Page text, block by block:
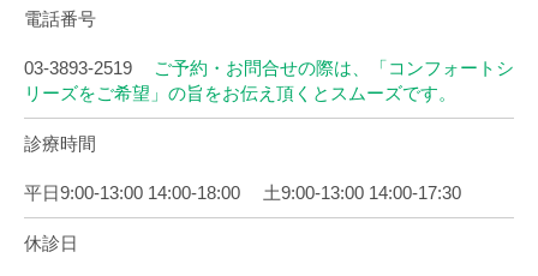
電話番号
03-3893-2519
ご予約・お問合せの際は、「コンフォートシ
リーズをご希望」の旨をお伝え頂くとスムーズです。
診療時間
平日9:00-13:00 14:00-18:00 土9:00-13:00 14:00-17:30
休診日